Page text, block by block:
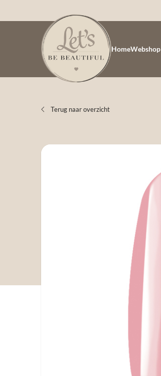
HomeWebshop
Terug naar overzicht